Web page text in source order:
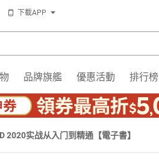
下載APP
品牌旗艦 優惠活動 排行榜
2020实战从入门到精通【電子書】